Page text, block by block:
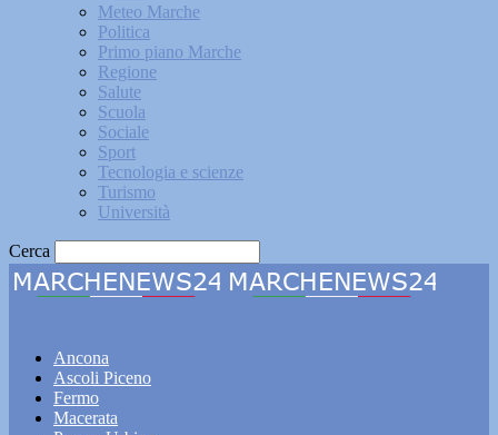
Meteo Marche
Politica
Primo piano Marche
Regione
Salute
Scuola
Sociale
Sport
Tecnologia e scienze
Turismo
Università
Cerca
Ancona
Ascoli Piceno
Fermo
Macerata